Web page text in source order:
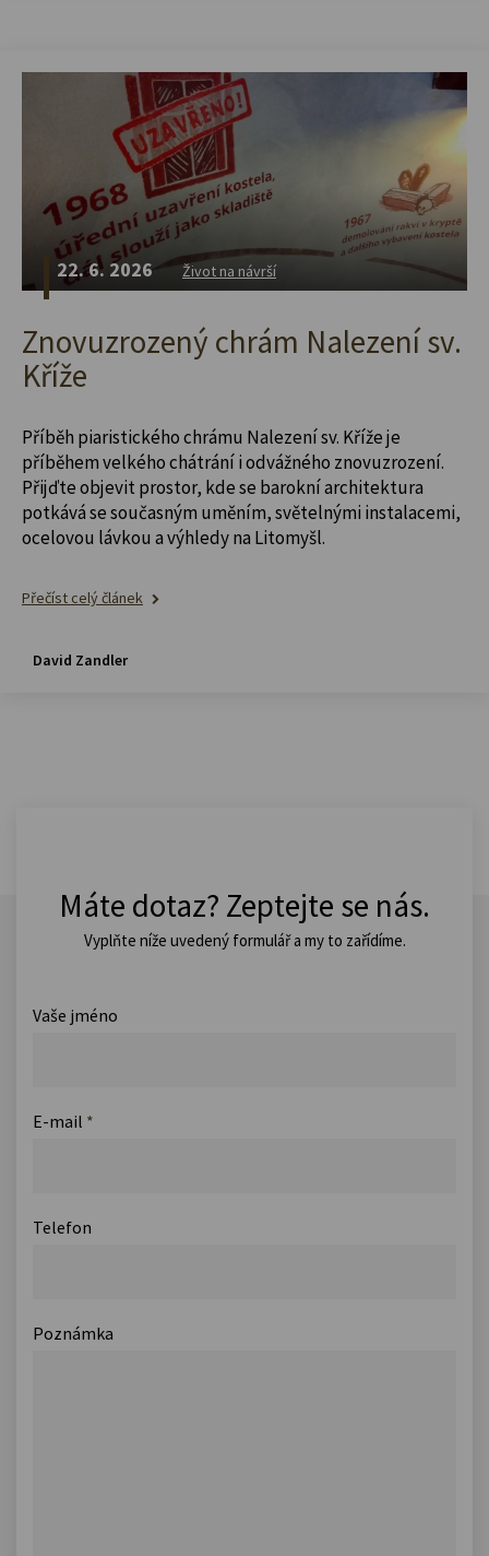
22. 6. 2026 Život na návrší
Znovuzrozený chrám Nalezení sv.
Kříže
Příběh piaristického chrámu Nalezení sv. Kříže je
příběhem velkého chátrání i odvážného znovuzrození.
Přijďte objevit prostor, kde se barokní architektura
potkává se současným uměním, světelnými instalacemi,
ocelovou lávkou a výhledy na Litomyšl.
Přečíst celý článek
David Zandler
Máte dotaz? Zeptejte se nás.
Vyplňte níže uvedený formulář a my to zařídíme.
Vaše jméno
E-mail *
Telefon
Poznámka